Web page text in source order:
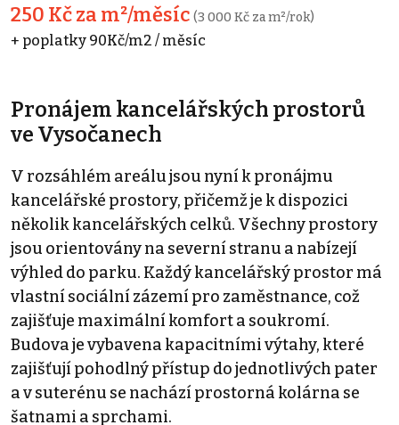
250 Kč za m²/měsíc (3 000 Kč za m²/rok)
+ poplatky 90Kč/m2 / měsíc
Pronájem kancelářských prostorů
ve Vysočanech
V rozsáhlém areálu jsou nyní k pronájmu
kancelářské prostory, přičemž je k dispozici
několik kancelářských celků. Všechny prostory
jsou orientovány na severní stranu a nabízejí
výhled do parku. Každý kancelářský prostor má
vlastní sociální zázemí pro zaměstnance, což
zajišťuje maximální komfort a soukromí.
Budova je vybavena kapacitními výtahy, které
zajišťují pohodlný přístup do jednotlivých pater
a v suterénu se nachází prostorná kolárna se
šatnami a sprchami.